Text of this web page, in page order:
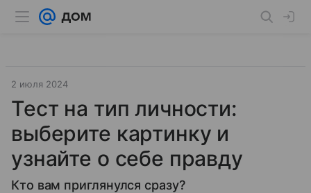
2 июля 2024
Тест на тип личности:
выберите картинку и
узнайте о себе правду
Кто вам приглянулся сразу?